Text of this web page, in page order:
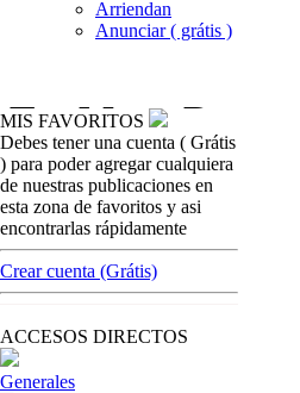
Arriendan
Anunciar ( grátis )
MIS FAVORITOS
Debes tener una cuenta ( Grátis
) para poder agregar cualquiera
de nuestras publicaciones en
esta zona de favoritos y asi
encontrarlas rápidamente
Crear cuenta (Grátis)
ACCESOS DIRECTOS
Generales